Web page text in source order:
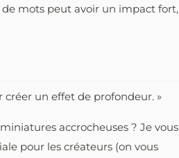
de mots peut avoir un impact fort,
créer un effet de profondeur. »
accrocheuses ? Je vous
pour les créateurs (on vous